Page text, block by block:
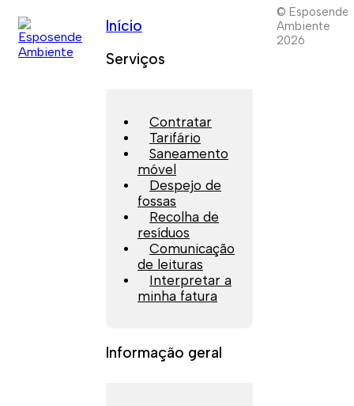
Início
Serviços
Contratar
Tarifário
Saneamento
móvel
Despejo de
fossas
Recolha de
resíduos
Comunicação
de leituras
Interpretar a
minha fatura
Informação geral
© Esposende
Ambiente
2026